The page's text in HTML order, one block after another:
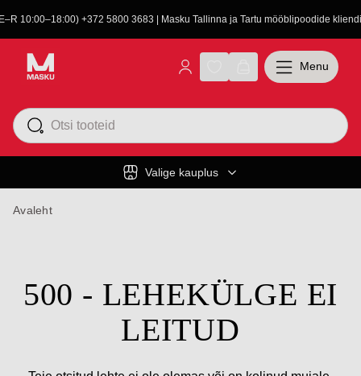
10:00–18:00) +372 5800 3683 | Masku Tallinna ja Tartu mööblipoodide
Valige kauplus
Menu
Avaleht
500 - LEHEKÜLGE EI
LEITUD